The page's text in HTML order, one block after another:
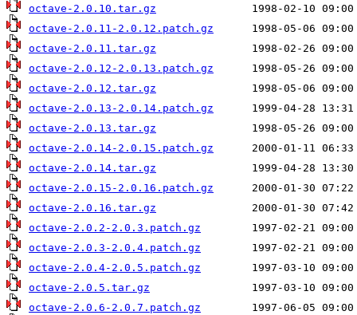
octave-2.0.10.tar.gz
octave-2.0.11-2.0.12.patch.gz
octave-2.0.11.tar.gz
octave-2.0.12-2.0.13.patch.gz
octave-2.0.12.tar.gz
octave-2.0.13-2.0.14.patch.gz
octave-2.0.13.tar.gz
octave-2.0.14-2.0.15.patch.gz
octave-2.0.14.tar.gz
octave-2.0.15-2.0.16.patch.gz
octave-2.0.16.tar.gz
octave-2.0.2-2.0.3.patch.gz
octave-2.0.3-2.0.4.patch.gz
octave-2.0.4-2.0.5.patch.gz
octave-2.0.5.tar.gz
octave-2.0.6-2.0.7.patch.gz